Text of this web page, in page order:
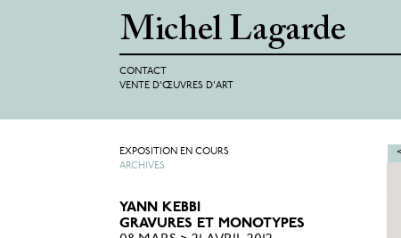
CONTACT
VENTE D'ŒUVRES D'ART
EXPOSITION EN COURS
ARCHIVES
YANN KEBBI
GRAVURES ET MONOTYPES